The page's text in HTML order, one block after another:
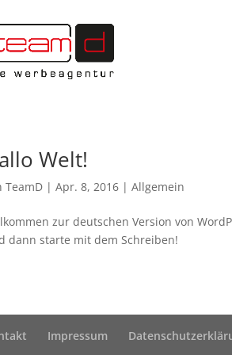
Welt!
TeamD |Apr. 8, 2016 |Allgemein
zur deutschen Version von
dann starte mit dem Schreiben!
Impressum